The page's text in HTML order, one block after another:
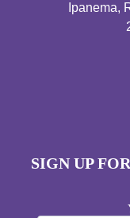
Ipanema,
SIGN UP